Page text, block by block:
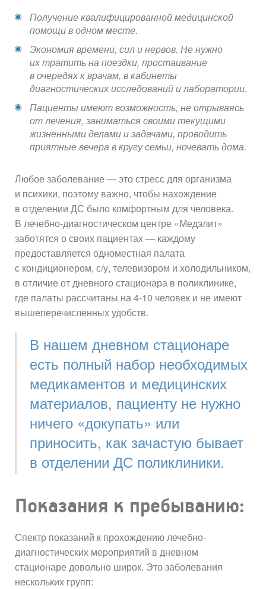
Получение квалифицированной медицинской
помощи в одном месте.
Экономия времени, сил и нервов. Не нужно
их тратить на поездки, простаивание
в очередях к врачам, в кабинеты
диагностических исследований и лаборатории.
Пациенты имеют возможность, не отрываясь
от лечения, заниматься своими текущими
жизненными делами и задачами, проводить
приятные вечера в кругу семьи, ночевать дома.
Любое заболевание — это стресс для организма
и психики, поэтому важно, чтобы нахождение
в отделении ДС было комфортным для человека.
В лечебно-диагностическом центре «Медэлит»
заботятся о своих пациентах — каждому
предоставляется одноместная палата
с кондиционером, с/у, телевизором и холодильником,
в отличие от дневного стационара в поликлинике,
где палаты рассчитаны на 4-10 человек и не имеют
вышеперечисленных удобств.
В нашем дневном стационаре
есть полный набор необходимых
медикаментов и медицинских
материалов, пациенту не нужно
ничего «докупать» или
приносить, как зачастую бывает
в отделении ДС поликлиники.
Показания к пребыванию:
Спектр показаний к прохождению лечебно-
диагностических мероприятий в дневном
стационаре довольно широк. Это заболевания
нескольких групп: